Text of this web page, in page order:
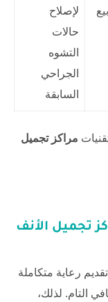
لإصلاح
حالات
التشوه
الجراحي
السابقة
مراكز تجميل
تجميل الأنف
رعاية متكاملة
التام. لذلك،